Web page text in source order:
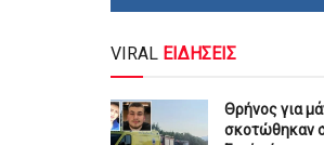
VIRAL ΕΙΔΗΣΕΙΣ
Θρήνος για
σκοτώθηκαν